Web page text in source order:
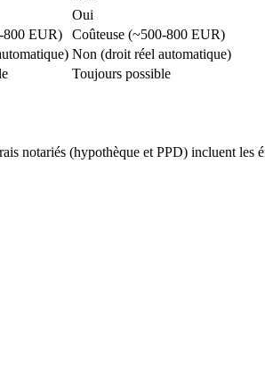
Oui
800 EUR)
Coûteuse (~500-800 EUR)
Non (droit réel automatique)
Toujours possible
notariés (hypothèque et PPD) incluent